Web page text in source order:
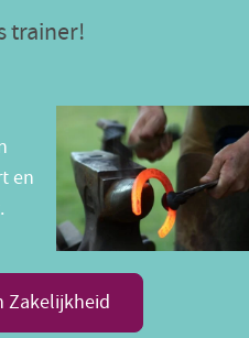
trainer!
en
Zakelijkheid